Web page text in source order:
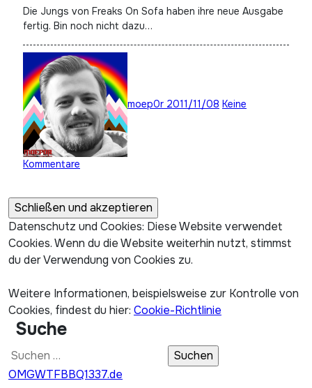
Die Jungs von Freaks On Sofa haben ihre neue Ausgabe
fertig. Bin noch nicht dazu…
moep0r 2011/11/08 Keine
Kommentare
Datenschutz und Cookies: Diese Website verwendet
Cookies. Wenn du die Website weiterhin nutzt, stimmst
du der Verwendung von Cookies zu.
Weitere Informationen, beispielsweise zur Kontrolle von
Cookies, findest du hier: Cookie-Richtlinie
Suche
Suchen
nach:
OMGWTFBBQ1337.de